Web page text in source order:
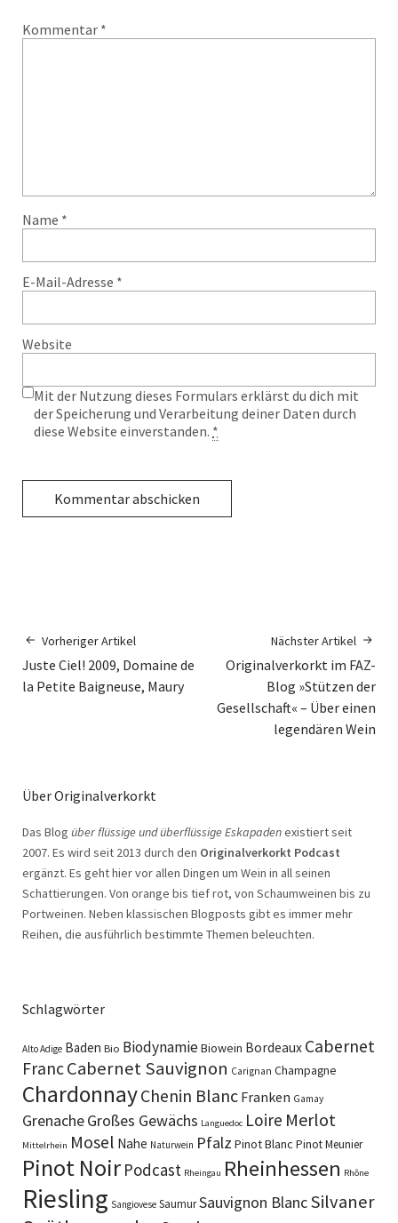
Kommentar *
Name *
E-Mail-Adresse *
Website
Mit der Nutzung dieses Formulars erklärst du dich mit
der Speicherung und Verarbeitung deiner Daten durch
diese Website einverstanden. *
Vorheriger Artikel
Juste Ciel! 2009, Domaine de
la Petite Baigneuse, Maury
Nächster Artikel
Originalverkorkt im FAZ-
Blog »Stützen der
Gesellschaft« – Über einen
legendären Wein
Über Originalverkorkt
Das Blog über flüssige und überflüssige Eskapadenexistiert seit
2007. Es wird seit 2013 durch den Originalverkorkt Podcast
ergänzt. Es geht hier vor allen Dingen um Wein in all seinen
Schattierungen. Von orange bis tief rot, von Schaumweinen bis zu
Portweinen. Neben klassischen Blogposts gibt es immer mehr
Reihen, die ausführlich bestimmte Themen beleuchten.
Schlagwörter
Alto Adige Baden Bio BiodynamieBiowein Bordeaux Cabernet
FrancCabernet Sauvignon Carignan Champagne
ChardonnayChenin Blanc Franken Gamay
GrenacheGroßes Gewächs Languedoc Loire Merlot
Mittelrhein Mosel Nahe Naturwein Pfalz Pinot Blanc Pinot Meunier
Pinot Noir Podcast Rheingau Rheinhessen Rhône
Riesling Sangiovese SaumurSauvignon BlancSilvaner